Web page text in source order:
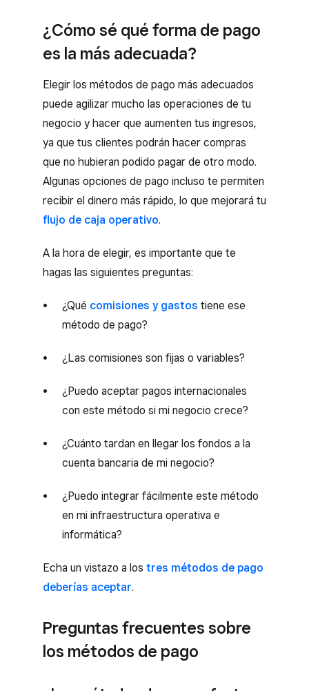
¿Cómo sé qué forma de pago
es la más adecuada?
Elegir los métodos de pago más adecuados
puede agilizar mucho las operaciones de tu
negocio y hacer que aumenten tus ingresos,
ya que tus clientes podrán hacer compras
que no hubieran podido pagar de otro modo.
Algunas opciones de pago incluso te permiten
recibir el dinero más rápido, lo que mejorará tu
flujo de caja operativo.
A la hora de elegir, es importante que te
hagas las siguientes preguntas:
¿Qué comisiones y gastos tiene ese
método de pago?
¿Las comisiones son fijas o variables?
¿Puedo aceptar pagos internacionales
con este método si mi negocio crece?
¿Cuánto tardan en llegar los fondos a la
cuenta bancaria de mi negocio?
¿Puedo integrar fácilmente este método
en mi infraestructura operativa e
informática?
Echa un vistazo a los tres métodos de pago
deberías aceptar.
Preguntas frecuentes sobre
los métodos de pago